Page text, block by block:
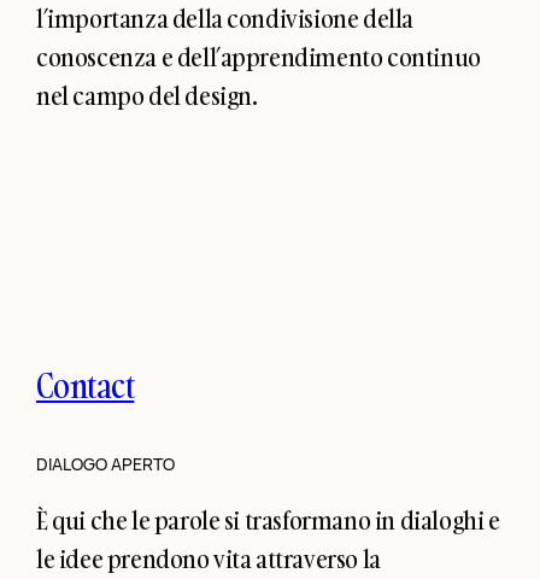
l’importanza della condivisione della
conoscenza e dell’apprendimento continuo
nel campo del design.
Contact
DIALOGO APERTO
È qui che le parole si trasformano in dialoghi e
le idee prendono vita attraverso la